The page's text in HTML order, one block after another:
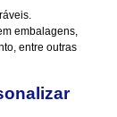
embalagens,
entre outras